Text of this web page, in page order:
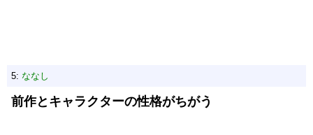
5: ななし
前作とキャラクターの性格がちがう